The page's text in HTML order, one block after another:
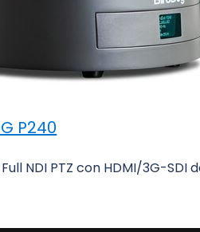
P240
NDI PTZ con HDMI/3G-SDI